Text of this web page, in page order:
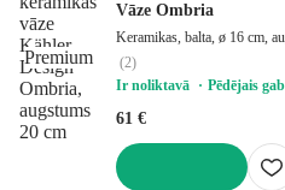
Premium
Vāze Ombria
Keramikas, balta, ø 16 cm,
(2)
Ir noliktavā
Pēdējais
61 €